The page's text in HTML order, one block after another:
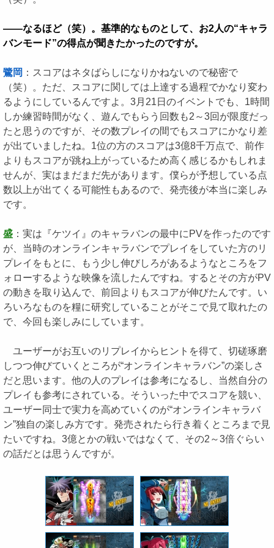
――なるほど（笑）。基準的なものとして、お2人の“キャラ
バンモード”の得点が聞きたかったのですが。
鷺岡 ：スコアはネタばらしになりかねないので秘密で
（笑）。ただ、スコアに関しては上達する過程でかなり変わ
るようにしているんですよ。3月21日のイベントでも、1時間
しか練習時間がなく、遊んでもらう回数も2～3回が限度だっ
たと思うのですが、その数プレイの間でもスコアにかなり差
が出ていましたね。1位の方のスコアは3億8千万点で、前作
よりもスコアが跳ね上がっているため高く感じるかもしれま
せんが、実はまだまだ先があります。僕らが予想している点
数以上が出てくる可能性もあるので、発売後が本当に楽しみ
です。
盛 ：実は『ケツイ』のキャラバンの最中にPVを作ったのです
が、当時のオンラインキャラバンでプレイをしていた方のリ
プレイをもとに、もう少し伸びしろがあるようなところをフ
ォローするような映像を流したんですね。するとその方がPV
の動きを取り込んで、前回よりもスコアが伸びたんです。い
ろいろなものを糧に研究していることがそこで見て取れたの
で、今回も楽しみにしています。
ユーザーがお互いのリプレイからヒントを得て、切磋琢磨
しつつ伸びていくところが“オンラインキャラバン”の楽しさ
だと思います。他の人のプレイは参考になるし、当然自分の
プレイも参考にされている。そういった中でスコアを競い、
ユーザー同士で実力を高めていくのが“オンラインキャラバ
ン”独自の楽しみ方です。発売されたら行き着くところまで見
たいですね。3億とかの戦いではなくて、その2～3倍ぐらい
の話だとは思うんですが。